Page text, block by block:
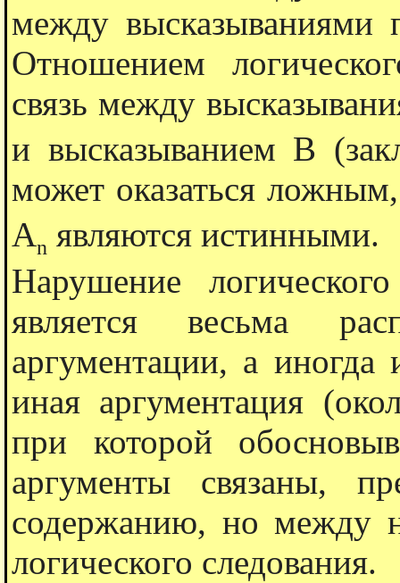
между высказываниями
Отношением
связь между
и высказыванием В
может оказаться
Аn являются истинными.
Нарушение
является весьма
аргументации, а иногда
иная аргументация
при которой
аргументы связаны,
содержанию, но между
логического следования.